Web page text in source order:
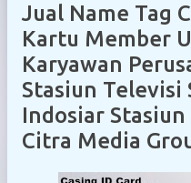
Jual Name Tag
Kartu Member
Karyawan
Stasiun Televisi
Indosiar Stasiun
Citra Media